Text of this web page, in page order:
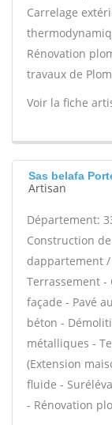
Carrelage
Rénovation
travaux de
Voir la fiche
Sas belafa
Artisan
Département:
Construction
dappartement
Terrassement -
façade - Pavé
béton -
métalliques -
(Extension
fluide -
- Rénovation